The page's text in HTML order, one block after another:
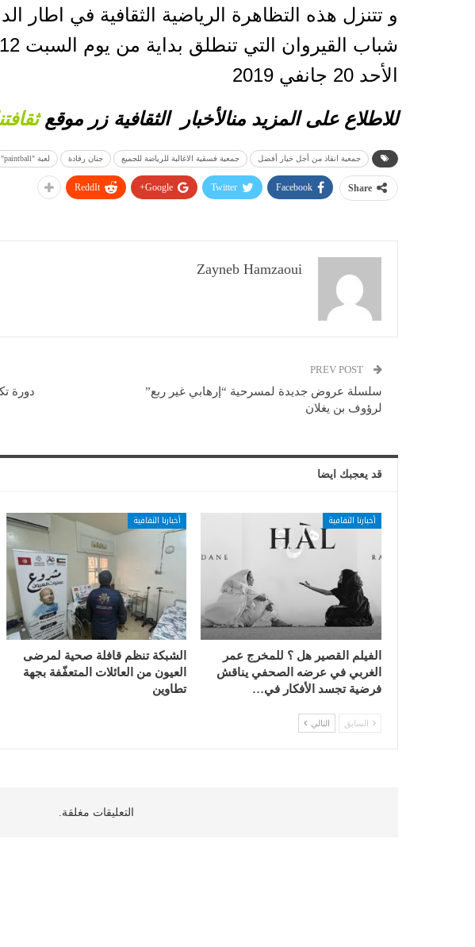
و تتنزل هذه التظاهرة الرياضية الثقافية في اطار
الأحد 20 جانفي 2019
للاطلاع على المزيد منالأخبار الثقافية زر موقع
جمعية انقاذ من أجل خيار أفضل جمعية فسقية الاغالبة للرياضة للجميع جنان رقادة لعبة "paintball"
Share
Facebook
Twitter
Google+
ReddIt
Zayneb Hamzaoui
سلسلة عروض جديدة لمسرحية “إرهابي غير ربع”
لرؤوف بن يغلان
دورة
قد يعجبك ايضا
أخبارنا الثقافية
الفيلم القصير هل ؟ للمخرج عمر
الغربي في عرضه الصحفي يناقش
فرضية تجسد الأفكار في…
أخبارنا الثقافية
الشبكة تنظم قافلة صحية لمرضى
العيون من العائلات المتعفّفة بجهة
تطاوين
السابق التالي
التعليقات مغلقة.